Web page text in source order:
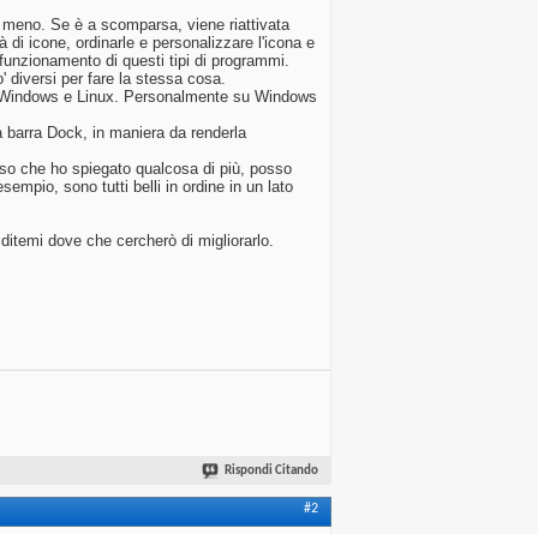
Se è a scomparsa, viene riattivata
di icone, ordinarle e personalizzare l'icona e
di questi tipi di programmi.
diversi per fare la stessa cosa.
e Linux. Personalmente su Windows
Dock, in maniera da renderla
che ho spiegato qualcosa di più, posso
sono tutti belli in ordine in un lato
dove che cercherò di migliorarlo.
Rispondi Citando
#2